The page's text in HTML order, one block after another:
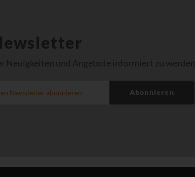
Neuigkeiten und Angebote informiert zu werden.
Abonnieren